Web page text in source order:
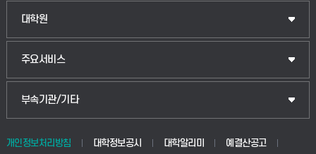
법경영학부
대학원
일반대학원
산업대학원
공공정책대학원
주요서비스
입학안내
웹메일
부속기관/기타
중앙도서관
학생생활관(안성)
개인정보처리방침 대학정보공시 대학알리미
예결산공고